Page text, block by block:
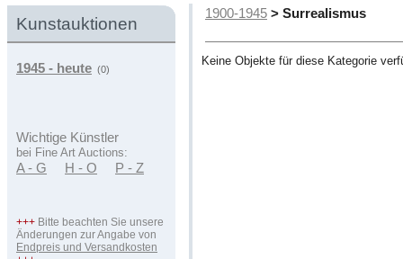
Kunstauktionen
1945 - heute (0)
Wichtige Künstler
bei Fine Art Auctions:
A - G H - O P - Z
+++ Bitte beachten Sie unsere
Änderungen zur Angabe von
Endpreis und Versandkosten
1900-1945 > Surrealismus
Keine Objekte für diese Kategorie